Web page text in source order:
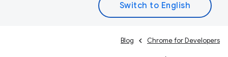
Chrome for Developers
Blog